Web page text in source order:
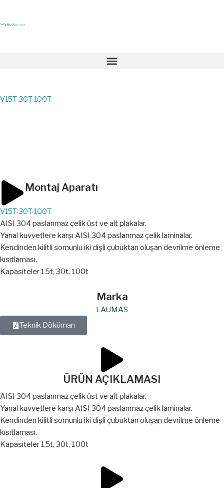
V15T-30T-100T
Montaj Aparatı
V15T-30T-100T
AISI 304 paslanmaz çelik üst ve alt plakalar.
Yanal kuvvetlere karşı AISI 304 paslanmaz çelik laminalar.
Kendinden kilitli somunlu iki dişli çubuktan oluşan devrilme önleme
kısıtlaması.
Kapasiteler 15t, 30t, 100t
Marka
LAUMAS
Teknik Döküman
ÜRÜN AÇIKLAMASI
AISI 304 paslanmaz çelik üst ve alt plakalar.
Yanal kuvvetlere karşı AISI 304 paslanmaz çelik laminalar.
Kendinden kilitli somunlu iki dişli çubuktan oluşan devrilme önleme
kısıtlaması.
Kapasiteler 15t, 30t, 100t